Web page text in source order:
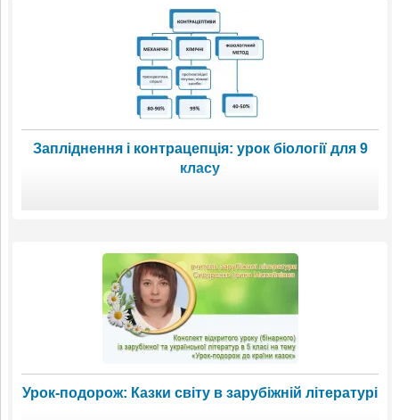
Запліднення і контрацепція: урок біології для 9
класу
Урок-подорож: Казки світу в зарубіжній літературі